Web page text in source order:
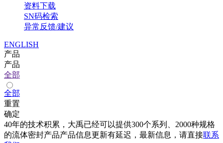
资料下载
SN码检索
异常反馈/建议
ENGLISH
产品
产品
全部
全部
重置
确定
40年的技术积累，大禹已经可以提供300个系列、2000种规格
的流体密封产品产品信息更新有延迟，最新信息，请直接联系